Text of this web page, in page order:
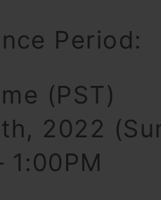
Period:
(PST)
2022
1:00PM